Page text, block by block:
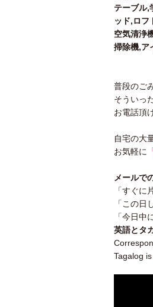
テーブル,
ッド,ロ
空気清浄
掃除機,ア
普段のご
そういっ
お電話頂
自宅の大
お気軽に
メールで
「すぐに
「この
「今日中
英語とタ
Tagalog